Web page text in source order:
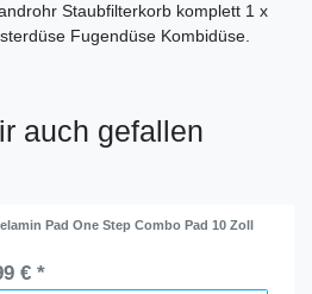
Staubfilterkorb komplett 1 x
Fugendüse Kombidüse.
auch gefallen
Pad One Step Combo Pad 10 Zoll
€ *